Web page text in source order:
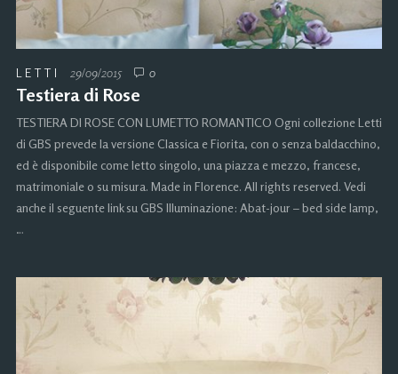
LETTI 29/09/2015 0
Testiera di Rose
TESTIERA DI ROSE CON LUMETTO ROMANTICO Ogni collezione Letti
di GBS prevede la versione Classica e Fiorita, con o senza baldacchino,
ed è disponibile come letto singolo, una piazza e mezzo, francese,
matrimoniale o su misura. Made in Florence. All rights reserved. Vedi
anche il seguente link su GBS Illuminazione: Abat-jour – bed side lamp,
…